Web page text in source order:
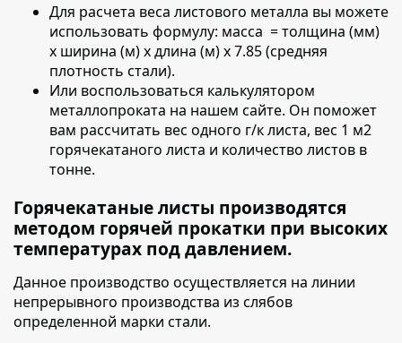
Для расчета веса листового металла вы можете
использовать формулу: масса = толщина (мм)
х ширина (м) х длина (м) х 7.85 (средняя
плотность стали).
Или воспользоваться калькулятором
металлопроката на нашем сайте. Он поможет
вам рассчитать вес одного г/к листа, вес 1 м2
горячекатаного листа и количество листов в
тонне.
Горячекатаные листы производятся
методом горячей прокатки при высоких
температурах под давлением.
Данное производство осуществляется на линии
непрерывного производства из слябов
определенной марки стали.